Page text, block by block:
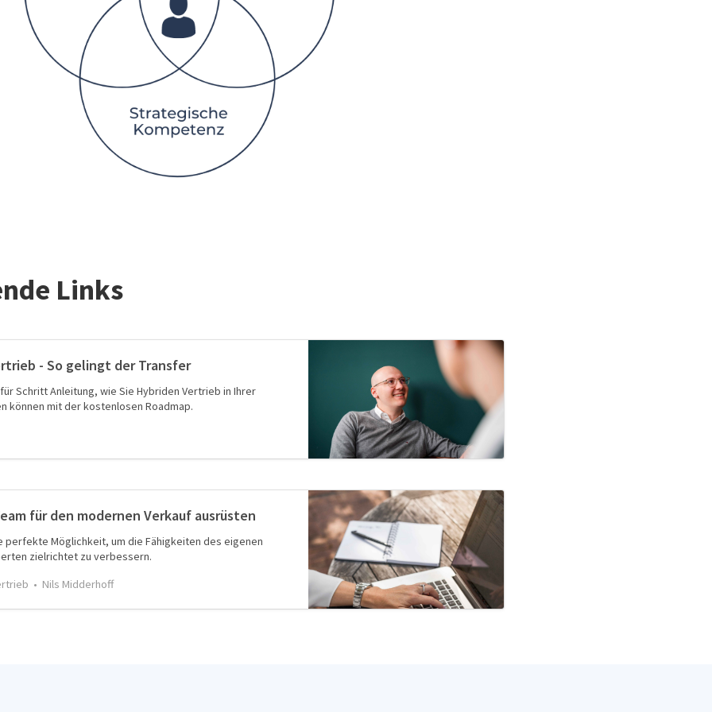
Links
- So gelingt der Transfer
Schritt Anleitung, wie Sie Hybriden Vertrieb in Ihrer
können mit der kostenlosen Roadmap.
für den modernen Verkauf ausrüsten
perfekte Möglichkeit, um die Fähigkeiten des eigenen
zielrichtet zu verbessern.
Nils Midderhoff